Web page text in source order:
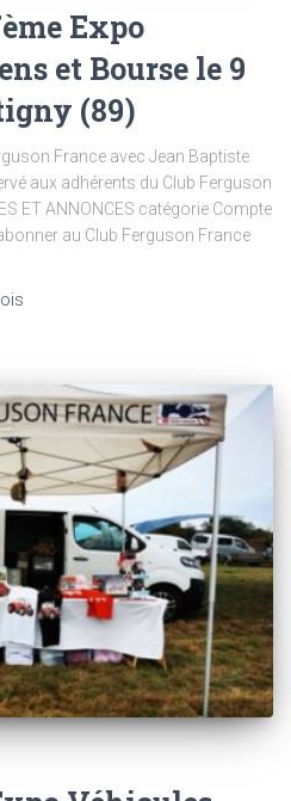
Expo
et Bourse le 9
(89)
France avec Jean Baptiste
aux adhérents du Club Ferguson
ET ANNONCES catégorie Compte
au Club Ferguson France